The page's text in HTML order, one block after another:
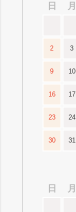
日
月
2 3
9 10
16 17
23 24
30 31
日
月